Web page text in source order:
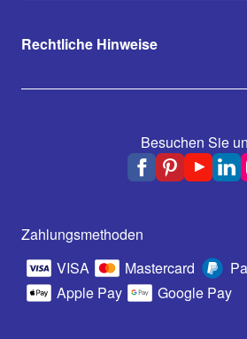
Rechtliche Hinweise
Besuchen Sie
Zahlungsmethoden
VISA
Mastercard
Apple Pay
Google Pay